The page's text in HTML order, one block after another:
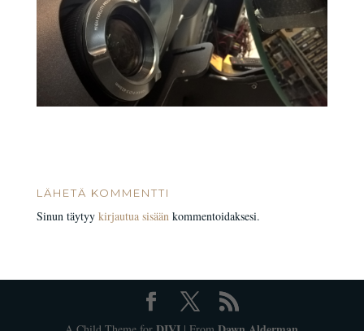
LÄHETÄ KOMMENTTI
Sinun täytyy kirjautua sisäänkommentoidaksesi.